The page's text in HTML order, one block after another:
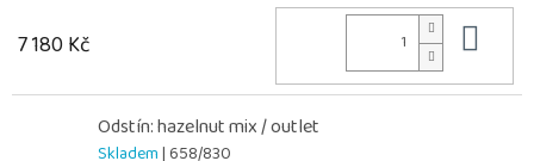
7 180 Kč
Odstín: hazelnut mix / outlet
Skladem| 658/830